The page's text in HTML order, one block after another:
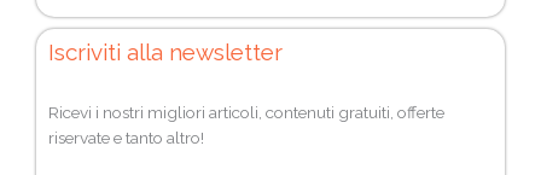
Iscriviti alla newsletter
Ricevi i nostri migliori articoli, contenuti gratuiti, offerte
riservate e tanto altro!